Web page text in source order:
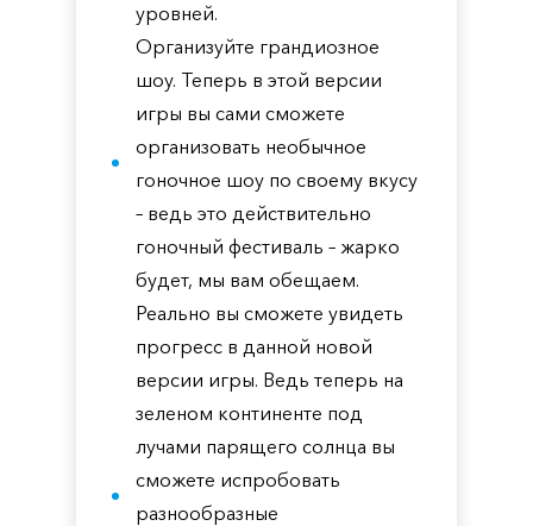
уровней.
Организуйте грандиозное
шоу. Теперь в этой версии
игры вы сами сможете
организовать необычное
гоночное шоу по своему вкусу
– ведь это действительно
гоночный фестиваль – жарко
будет, мы вам обещаем.
Реально вы сможете увидеть
прогресс в данной новой
версии игры. Ведь теперь на
зеленом континенте под
лучами парящего солнца вы
сможете испробовать
разнообразные